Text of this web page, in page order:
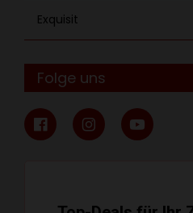
Exquisit
Folge uns